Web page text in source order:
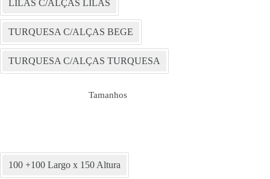
LILAS C/ALÇAS LILAS
TURQUESA C/ALÇAS BEGE
TURQUESA C/ALÇAS TURQUESA
Tamanhos
100 +100 Largo x 150 Altura